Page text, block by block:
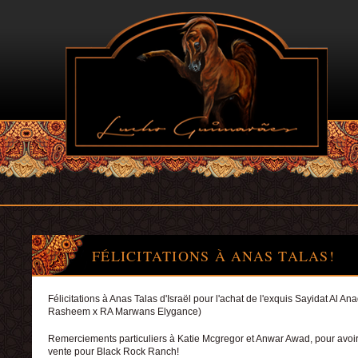
FÉLICITATIONS À ANAS TALAS!
Félicitations à Anas Talas d'Israël pour l'achat de l'exquis Sayidat Al
Rasheem x RA Marwans Elygance)
Remerciements particuliers à Katie Mcgregor et Anwar Awad, pour
vente pour Black Rock Ranch!